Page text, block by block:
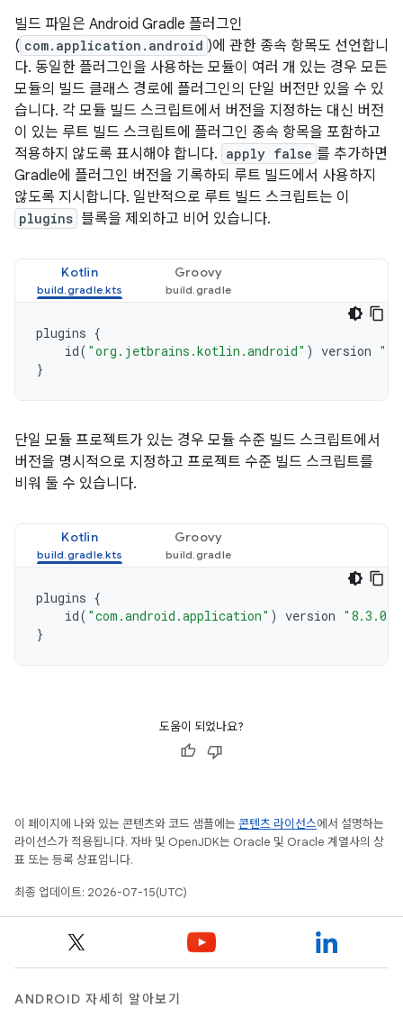
빌드 파일은 Android Gradle 플러그인
( com.application.android )에 관한 종속 항목도 선언합니
다. 동일한 플러그인을 사용하는 모듈이 여러 개 있는 경우 모든
모듈의 빌드 클래스 경로에 플러그인의 단일 버전만 있을 수 있
습니다. 각 모듈 빌드 스크립트에서 버전을 지정하는 대신 버전
이 있는 루트 빌드 스크립트에 플러그인 종속 항목을 포함하고
적용하지 않도록 표시해야 합니다. apply false 를 추가하면
Gradle에 플러그인 버전을 기록하되 루트 빌드에서 사용하지
않도록 지시합니다. 일반적으로 루트 빌드 스크립트는 이
plugins 블록을 제외하고 비어 있습니다.
Kotlin Groovy
plugins {
id( "org.jetbrains.kotlin.android" ) version
}
단일 모듈 프로젝트가 있는 경우 모듈 수준 빌드 스크립트에서
버전을 명시적으로 지정하고 프로젝트 수준 빌드 스크립트를
비워 둘 수 있습니다.
Kotlin Groovy
plugins {
id( "com.android.application" ) version "8.3.0"
}
도움이 되었나요?
이 페이지에 나와 있는 콘텐츠와 코드 샘플에는 콘텐츠 라이선스에서 설명하는
라이선스가 적용됩니다. 자바 및 OpenJDK는 Oracle 및 Oracle 계열사의 상
표 또는 등록 상표입니다.
최종 업데이트: 2026-07-15(UTC)
ANDROID 자세히 알아보기